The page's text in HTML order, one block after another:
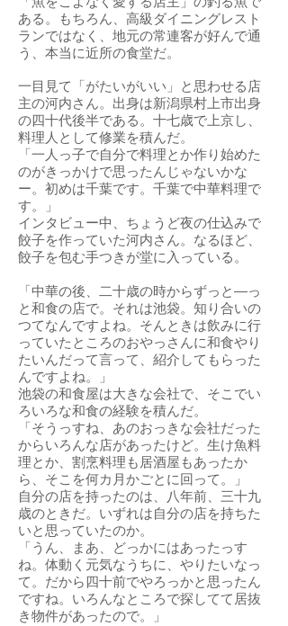
ある。もちろん、高級ダイニングレスト
ランではなく、地元の常連客が好んで通
う、本当に近所の食堂だ。
一目見て「がたいがいい」と思わせる店
主の河内さん。出身は新潟県村上市出身
の四十代後半である。十七歳で上京し、
料理人として修業を積んだ。
「一人っ子で自分で料理とか作り始めた
のがきっかけで思ったんじゃないかな
ー。初めは千葉です。千葉で中華料理で
す。」
インタビュー中、ちょうど夜の仕込みで
餃子を作っていた河内さん。なるほど、
餃子を包む手つきが堂に入っている。
「中華の後、二十歳の時からずっと―っ
と和食の店で。それは池袋。知り合いの
つてなんですよね。そんときは飲みに行
っていたところのおやっさんに和食やり
たいんだって言って、紹介してもらった
んですよね。」
池袋の和食屋は大きな会社で、そこでい
ろいろな和食の経験を積んだ。
「そうっすね、あのおっきな会社だった
からいろんな店があったけど。生け魚料
理とか、割烹料理も居酒屋もあったか
ら、そこを何カ月かごとに回って。」
自分の店を持ったのは、八年前、三十九
歳のときだ。いずれは自分の店を持ちた
いと思っていたのか。
「うん、まあ、どっかにはあったっす
ね。体動く元気なうちに、やりたいなっ
て。だから四十前でやろっかと思ったん
ですね。いろんなところで探してて居抜
き物件があったので。」